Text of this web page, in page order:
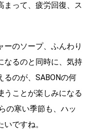
まって、疲労回復、ス
ーのソープ、ふんわり
なるのと同時に、気持
るのが、SABONの何
うことが楽しみになる
の寒い季節も、ハッ
ですね。